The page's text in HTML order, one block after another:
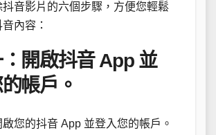
音影片的六個步驟，方便您輕鬆
內容：
開啟抖音 App 並
帳戶。
您的抖音 App 並登入您的帳戶。